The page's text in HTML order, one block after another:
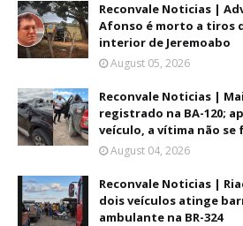
Reconvale Noticias |
Afonso é morto a tiros
interior de Jeremoabo
August 05, 2026
Reconvale Noticias |
registrado na BA-120;
veículo, a vítima não
August 04, 2026
Reconvale Noticias |
dois veículos atinge
ambulante na BR-324